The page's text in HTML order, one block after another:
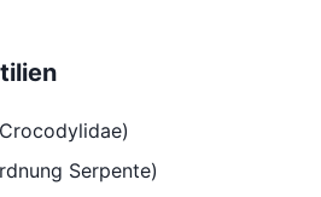
Serpente)